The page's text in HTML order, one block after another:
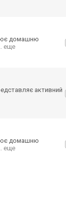
домашню
еще
активний
домашню
еще